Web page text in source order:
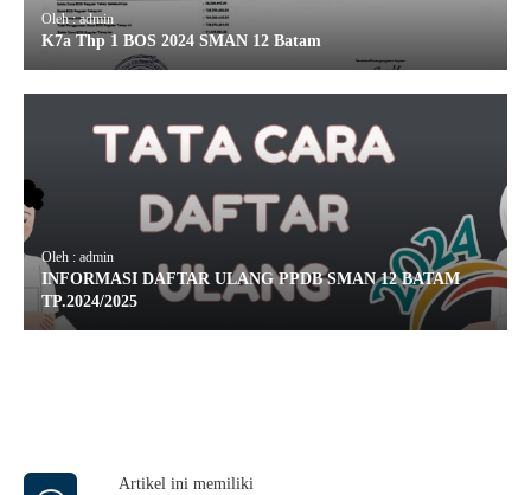
Oleh : admin
K7a Thp 1 BOS 2024 SMAN 12 Batam
Oleh : admin
INFORMASI DAFTAR ULANG PPDB SMAN 12 BATAM
TP.2024/2025
Artikel ini memiliki